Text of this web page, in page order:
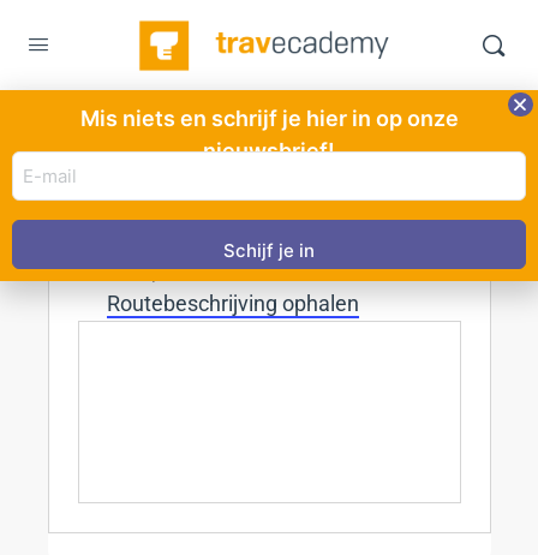
Bar Mauve
Laren, 1251 KR
Routebeschrijving ophalen
Mis niets en schrijf je hier in op onze
nieuwsbrief!
E-
mail
adres